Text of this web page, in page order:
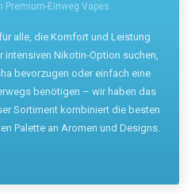
Premium-Einweg Vapes.
alle, die Komfort und Leistung
intensiven Nikotin-Option suchen,
bevorzugen oder einfach eine
benötigen – wir haben das
Sortiment kombiniert die besten
Palette an Aromen und Designs.